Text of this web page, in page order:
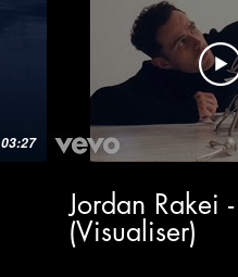
03:27
Jordan Rakei
(Visualiser)